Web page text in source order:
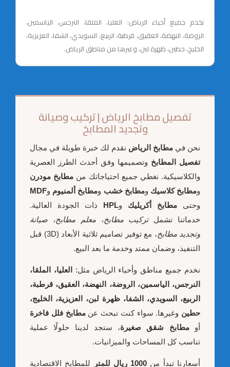
نخدم جميع أحياء الرياض: العليا، الملقا، النرجس، الياسمين،
الروضة، النهضة، العقيق، قرطبة، الربيع، السويدي، الشفا، العزيزية،
الخليج، حطين، ظهرة لبن، وغيرها من مناطق الرياض.
تفصيل مطابخ الرياض | تركيب وصيانة
وتجديد المطابخ
نحن في مطابخ الرياض نقدم لك خبرة طويلة في مجال
تفصيل المطابخ وتصميمها وفق أحدث الطرز العصرية
والكلاسيكية. نغطي جميع احتياجاتك من مطابخ مودرن
ومطابخ كلاسيك ومطابخ خشب ومطابخ ألمنيوم وMDF
وحتى مطابخ أكريليك وHPL ذات الجودة العالية.
خدماتنا تشملتركيب مطابخ، معلم مطابخ، صيانة
وتجديد مطابخ
، مع توفير تصاميم ثلاثية الأبعاد (3D) قبل
التنفيذ، وضمان ممتد وخدمة ما بعد البيع.
نخدم جميع مناطق وأحياء الرياض مثل:
العليا، الملقا،
النرجس، الياسمين، الروضة، النهضة، العقيق، قرطبة،
الربيع، السويدي، الشفا، ظهرة لبن، العزيزية، الخليج،
حطين وغيرها. سواء كنت تبحث عنمطابخ فلل فاخرة
أومطابخ شقق صغيرة، ستجد لدينا حلولًا عملية
تناسب كل المساحات والميزانيات.
أسعارنا تبدأ من 1000 ريال للمتر للمطابخ الاقتصادية